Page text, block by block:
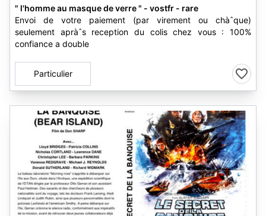
" l'homme au masque de verre " - vostfr - rare
Envoi de votre paiement (par virement ou chàˆque)
seulement apràˆs reception du colis chez vous : 100%
confiance a double
Particulier